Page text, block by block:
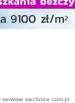
serwisie siechnice.com.pl